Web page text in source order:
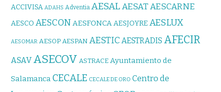
ACCIVISA ADAHS Adventia AESAL AESATAESCARNE
AESCO AESCON AESFONCA AESJOYRE AESLUX
AESOMAR AESOP AESPAN AESTICAESTRADIS AFECIR
ASAVASECOV ASTRACE Ayuntamiento de
Salamanca CECALE CECALE DE ORO Centro de